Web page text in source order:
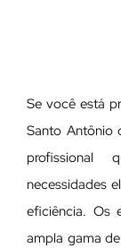
Se você está
Santo Antônio
profissional
necessidades
eficiência. Os
ampla gama